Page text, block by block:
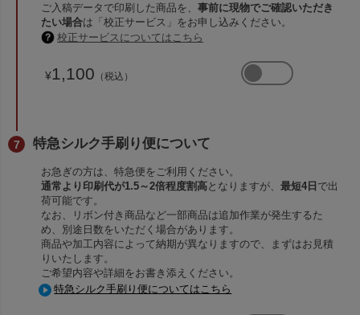
ご入稿データで印刷した商品を、事前に現物でご確認いただき
たい場合は「校正サービス」をお申し込みください。
校正サービスについてはこちら
¥1,100 （税込）
特急シルク手刷り便について
お急ぎの方は、特急便をご利用ください。
通常より印刷代が1.5～2倍程度割高 となりますが、最短4日 で出
荷可能です。
なお、リボン付き商品など一部商品は追加作業が発生するた
め、別途日数をいただく場合があります。
商品や加工内容によって納期が異なりますので、まずはお見積
りいたします。
ご希望内容や詳細をお書き添えください。
特急シルク手刷り便についてはこちら